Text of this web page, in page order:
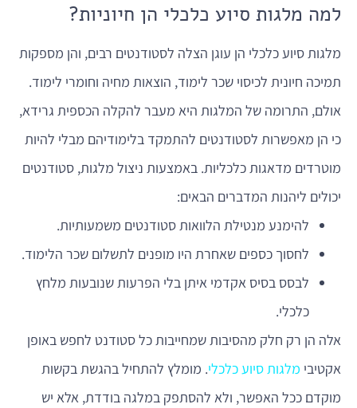
למה מלגות סיוע כלכלי הן חיוניות?
מלגות סיוע כלכלי הן עוגן הצלה לסטודנטים רבים, והן מספקות
תמיכה חיונית לכיסוי שכר לימוד, הוצאות מחיה וחומרי לימוד.
אולם, התרומה של המלגות היא מעבר להקלה הכספית גרידא,
כי הן מאפשרות לסטודנטים להתמקד בלימודיהם מבלי להיות
מוטרדים מדאגות כלכליות. באמצעות ניצול מלגות, סטודנטים
יכולים ליהנות המדברים הבאים:
להימנע מנטילת הלוואות סטודנטים משמעותיות.
לחסוך כספים שאחרת היו מופנים לתשלום שכר הלימוד.
לבסס בסיס אקדמי איתן בלי הפרעות שנובעות מלחץ
כלכלי.
אלה הן רק חלק מהסיבות שמחייבות כל סטודנט לחפש באופן
אקטיבי מלגות סיוע כלכלי. מומלץ להתחיל בהגשת בקשות
מוקדם ככל האפשר, ולא להסתפק במלגה בודדת, אלא יש